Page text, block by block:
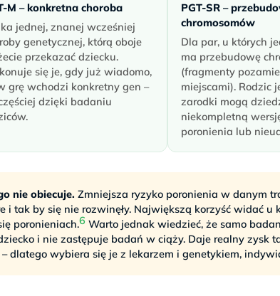
M – konkretna choroba
jednej, znanej wcześniej
genetycznej, którą oboje
przekazać dziecku.
się je, gdy już wiadomo,
grę wchodzi konkretny gen –
dzięki badaniu
PGT-SR –
chromosomów
Dla par, u których
ma przebudowę
(fragmenty
miejscami). Rodzic
zarodki mogą
niekompletną
poronienia lub
nie obiecuje. Zmniejsza ryzyko poronienia w danym
i tak by się nie rozwinęły. Największą korzyść widać u
poronieniach.6 Warto jednak wiedzieć, że samo
i nie zastępuje badań w ciąży. Daje realny zysk
dlatego wybiera się je z lekarzem i genetykiem,